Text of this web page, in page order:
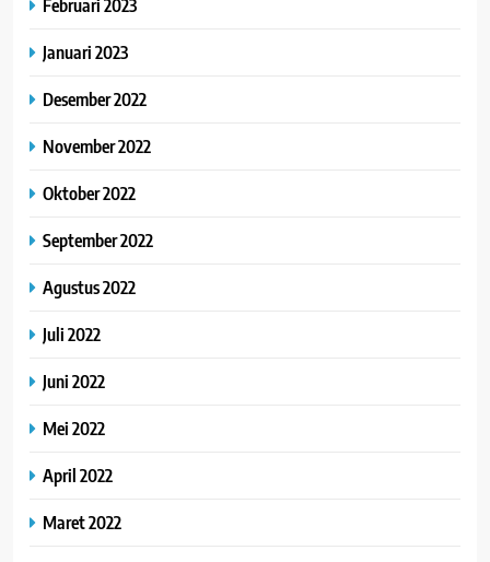
Februari 2023
Januari 2023
Desember 2022
November 2022
Oktober 2022
September 2022
Agustus 2022
Juli 2022
Juni 2022
Mei 2022
April 2022
Maret 2022